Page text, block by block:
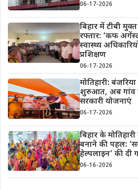
06-17-2026
बिहार में टीबी
रफ्तार: ‘कफ
स्वास्थ्य
प्रशिक्षण
06-17-2026
मोतिहारी:
शुरुआत, अब गांव
सरकारी योजनाएं
06-17-2026
बिहार के
बनाने की पहल:
हेल्पलाइन’ की दी
06-16-2026